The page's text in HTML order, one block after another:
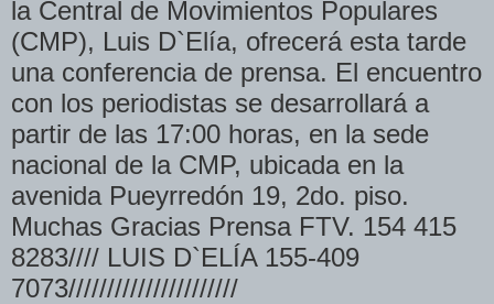
la Central de Movimientos Populares
(CMP), Luis D`Elía, ofrecerá esta tarde
una conferencia de prensa. El encuentro
con los periodistas se desarrollará a
partir de las 17:00 horas, en la sede
nacional de la CMP, ubicada en la
avenida Pueyrredón 19, 2do. piso.
Muchas Gracias Prensa FTV. 154 415
8283//// LUIS D`ELÍA 155-409
7073//////////////////////